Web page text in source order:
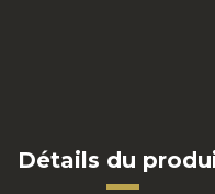
Détails du